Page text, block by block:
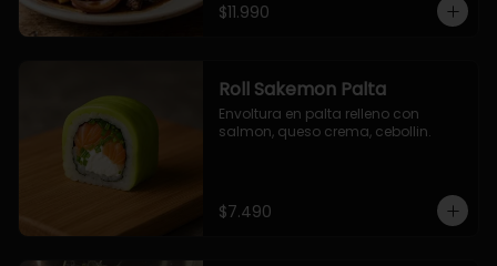
$11.990
Roll Sakemon Palta
Envoltura en palta relleno con
salmon, queso crema, cebollin.
$7.490